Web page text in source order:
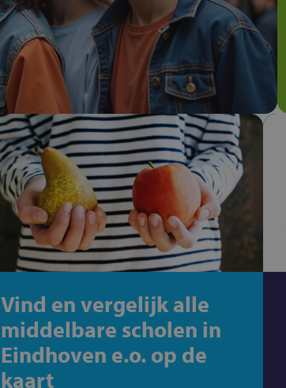
Vind en vergelijk alle
middelbare scholen in
Eindhoven e.o. op de
kaart